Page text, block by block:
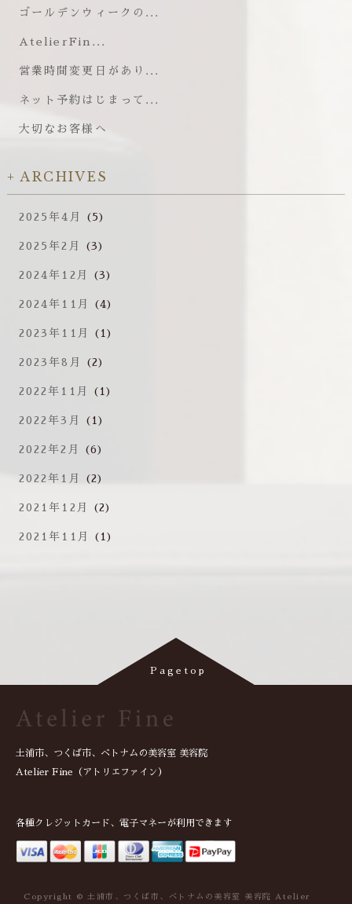
ゴールデンウィークの...
AtelierFin...
営業時間変更日があり...
ネット予約はじまって...
大切なお客様へ
ARCHIVES
2025年4月 (5)
2025年2月 (3)
2024年12月 (3)
2024年11月 (4)
2023年11月 (1)
2023年8月 (2)
2022年11月 (1)
2022年3月 (1)
2022年2月 (6)
2022年1月 (2)
2021年12月 (2)
2021年11月 (1)
土浦市、つくば市、ベトナムの美容室 美容院
Atelier Fine（アトリエファイン）
各種クレジットカード、電子マネーが利用できます
Copyright © 土浦市、つくば市、ベトナムの美容室 美容院 Atelier